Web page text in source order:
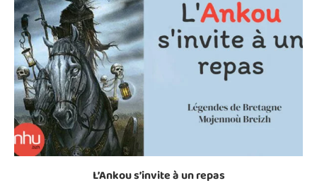
L’Ankou s’invite à un repas